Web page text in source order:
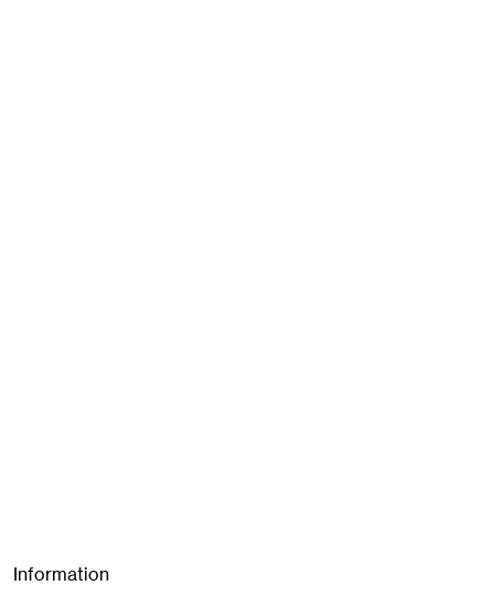
Information